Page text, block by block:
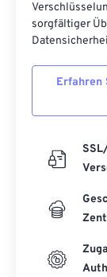
sorgfältiger
Erfahren